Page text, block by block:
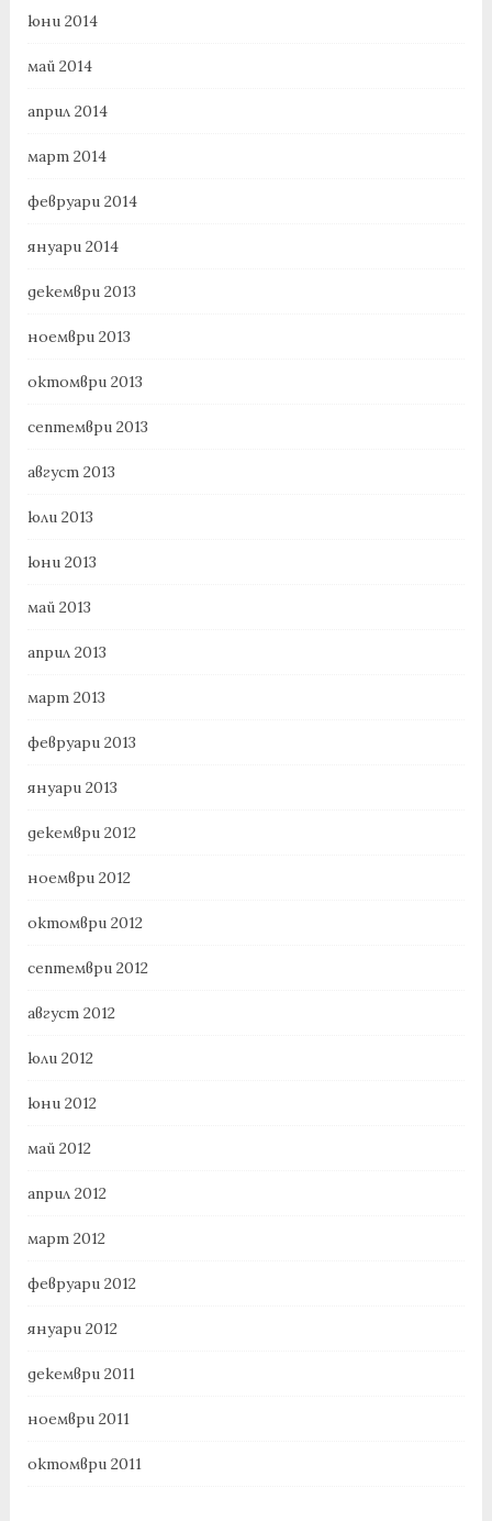
юни 2014
май 2014
април 2014
март 2014
февруари 2014
януари 2014
декември 2013
ноември 2013
октомври 2013
септември 2013
август 2013
юли 2013
юни 2013
май 2013
април 2013
март 2013
февруари 2013
януари 2013
декември 2012
ноември 2012
октомври 2012
септември 2012
август 2012
юли 2012
юни 2012
май 2012
април 2012
март 2012
февруари 2012
януари 2012
декември 2011
ноември 2011
октомври 2011